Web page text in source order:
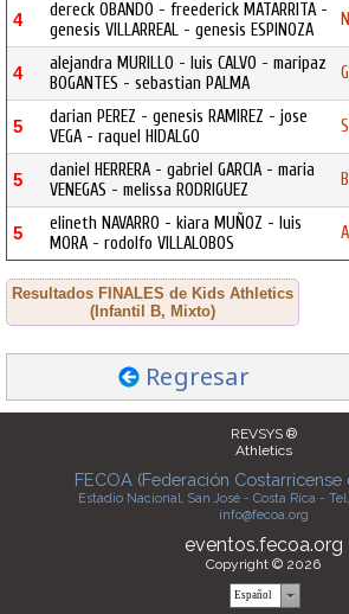
4
dereck OBANDO - freederick MATARRITA -
genesis VILLARREAL - genesis ESPINOZA
4
alejandra MURILLO - luis CALVO - maripaz
BOGANTES - sebastian PALMA
5
darian PEREZ - genesis RAMIREZ - jose
VEGA - raquel HIDALGO
5
daniel HERRERA - gabriel GARCIA - maria
VENEGAS - melissa RODRIGUEZ
5
elineth NAVARRO - kiara MUÑOZ - luis
MORA - rodolfo VILLALOBOS
Resultados FINALES de Kids Athletics
(Infantil B, Mixto)
Regresar
REVSYS ®
Athletics
FECOA (Federación
Estadio Nacional, San José - Costa Rica -
info@fecoa.org
eventos.fecoa.org
Copyright © 2026